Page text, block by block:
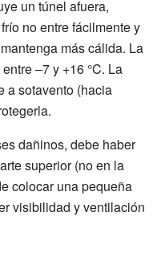
un túnel afuera,
no entre fácilmente y
más cálida. La
–7 y +16 °C. La
a sotavento (hacia
dañinos, debe haber
superior (no en la
colocar una pequeña
visibilidad y ventilación